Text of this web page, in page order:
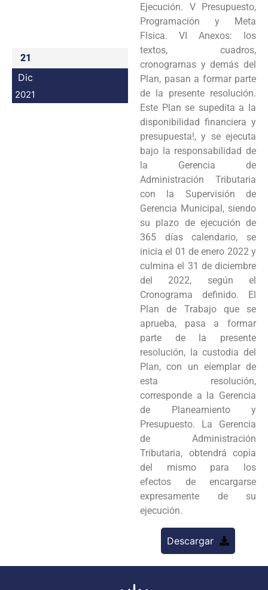
21
Dic
2021
Ejecución. V Presupuesto,
Programación y Meta
Flsica. VI Anexos: los
textos, cuadros,
cronogramas y demás del
Plan, pasan a formar parte
de la presente resolución.
Este Plan se supedita a la
disponibilidad financiera y
presupuesta!, y se ejecuta
bajo la responsabilidad de
la Gerencia de
Administración Tributaria
con la Supervisión de
Gerencia Municipal, siendo
su plazo de ejecución de
365 días calendario, se
inicia el 01 de enero 2022 y
culmina el 31 de diciembre
del 2022, según el
Cronograma definido. El
Plan de Trabajo que se
aprueba, pasa a formar
parte de la presente
resolución, la custodia del
Plan, con un eíemplar de
esta resolución,
corresponde a la Gerencia
de Planeamiento y
Presupuesto. La Gerencia
de Administración
Tributaria, obtendrá copia
del mismo para los
efectos de encargarse
expresamente de su
ejecución.
Descargar